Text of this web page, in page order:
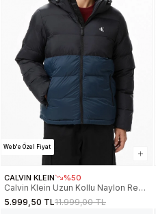
Web'e Özel Fiyat
CALVIN KLEIN %50
Calvin Klein Uzun Kollu Naylon Renk
Bloklu Şişme Erkek Mont
LV04RD527G-UB1
5.999,50 TL11.999,00 TL